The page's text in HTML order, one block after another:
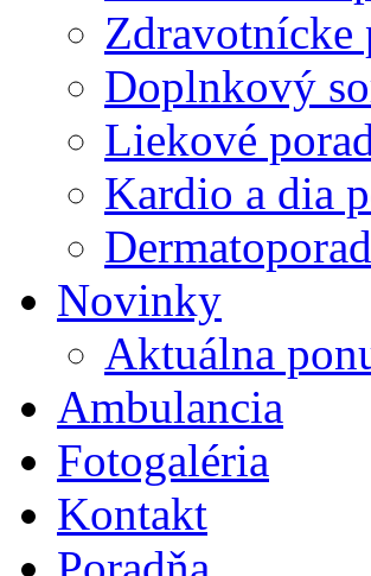
Zdravotnícke
Doplnkový
Liekové
Kardio a dia
Novinky
Aktuálna
Ambulancia
Fotogaléria
Kontakt